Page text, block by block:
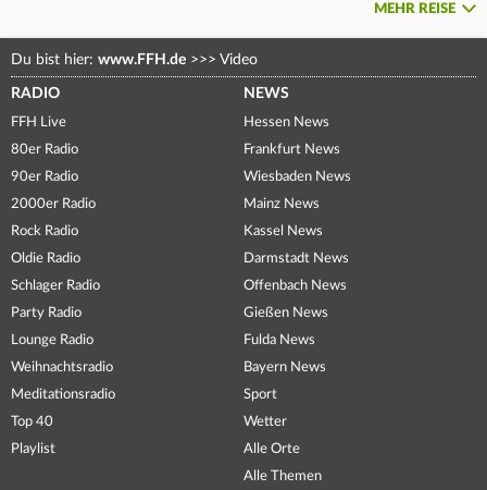
MEHR REISE
Du bist hier: www.FFH.de >>> Video
RADIO
FFH Live
80er Radio
90er Radio
2000er Radio
Rock Radio
Oldie Radio
Schlager Radio
Party Radio
Lounge Radio
Weihnachtsradio
Meditationsradio
Top 40
Playlist
NEWS
Hessen News
Frankfurt News
Wiesbaden News
Mainz News
Kassel News
Darmstadt News
Offenbach News
Gießen News
Fulda News
Bayern News
Sport
Wetter
Alle Orte
Alle Themen